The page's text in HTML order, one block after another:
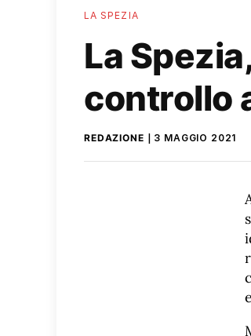
LA SPEZIA
La
controllo
REDAZIONE 3 MAGGIO 2021